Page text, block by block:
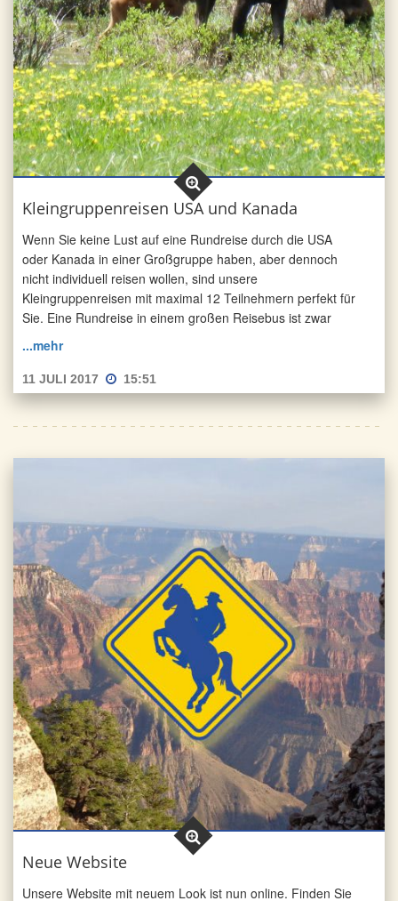
Kleingruppenreisen USA und Kanada
Wenn Sie keine Lust auf eine Rundreise durch die USA
oder Kanada in einer Großgruppe haben, aber dennoch
nicht individuell reisen wollen, sind unsere
Kleingruppenreisen mit maximal 12 Teilnehmern perfekt für
Sie. Eine Rundreise in einem großen Reisebus ist zwar
...mehr
11 JULI 2017 15:51
Neue Website
Unsere Website mit neuem Look ist nun online. Finden Sie